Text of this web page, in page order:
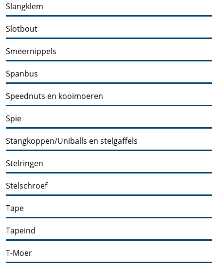
Slangklem
Slotbout
Smeernippels
Spanbus
Speednuts en kooimoeren
Spie
Stangkoppen/Uniballs en stelgaffels
Stelringen
Stelschroef
Tape
Tapeind
T-Moer